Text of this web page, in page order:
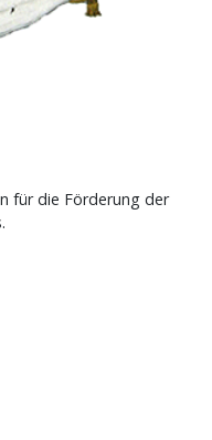
für die Förderung der